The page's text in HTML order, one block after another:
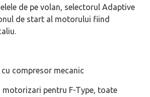
de pe volan, selectorul Adaptive
de start al motorului fiind
compresor mecanic
pentru F-Type, toate